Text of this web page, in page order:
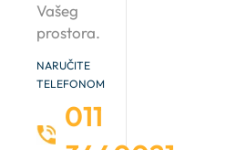
Vašeg
prostora.
NARUČITE
TELEFONOM
011